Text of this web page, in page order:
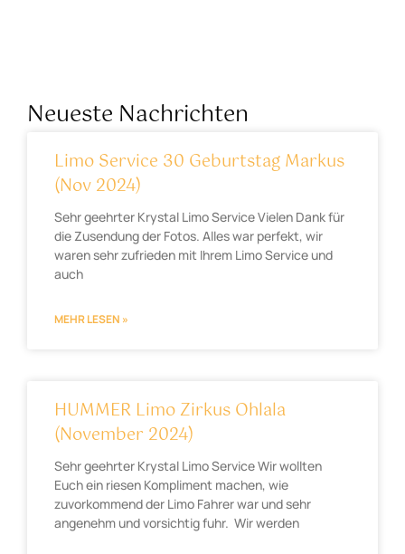
Neueste Nachrichten
Limo Service 30 Geburtstag Markus
(Nov 2024)
Sehr geehrter Krystal Limo Service Vielen Dank für
die Zusendung der Fotos. Alles war perfekt, wir
waren sehr zufrieden mit Ihrem Limo Service und
auch
MEHR LESEN »
HUMMER Limo Zirkus Ohlala
(November 2024)
Sehr geehrter Krystal Limo Service Wir wollten
Euch ein riesen Kompliment machen, wie
zuvorkommend der Limo Fahrer war und sehr
angenehm und vorsichtig fuhr. Wir werden